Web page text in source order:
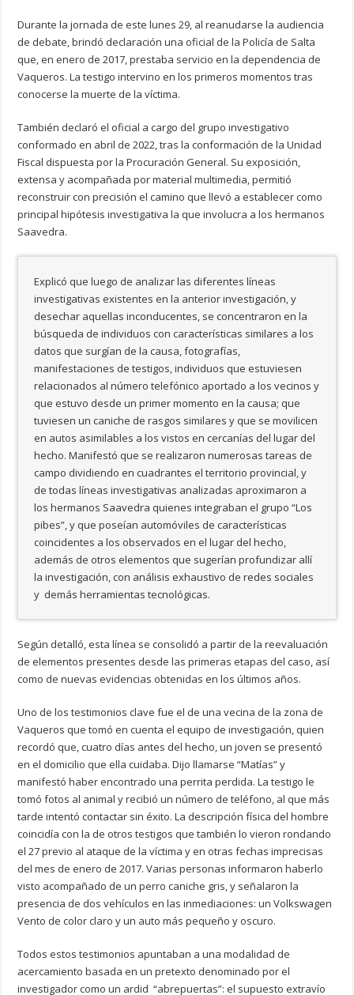
Durante la jornada de este lunes 29, al reanudarse la audiencia
de debate, brindó declaración una oficial de la Policía de Salta
que, en enero de 2017, prestaba servicio en la dependencia de
Vaqueros. La testigo intervino en los primeros momentos tras
conocerse la muerte de la víctima.
También declaró el oficial a cargo del grupo investigativo
conformado en abril de 2022, tras la conformación de la Unidad
Fiscal dispuesta por la Procuración General. Su exposición,
extensa y acompañada por material multimedia, permitió
reconstruir con precisión el camino que llevó a establecer como
principal hipótesis investigativa la que involucra a los hermanos
Saavedra.
Explicó que luego de analizar las diferentes líneas
investigativas existentes en la anterior investigación, y
desechar aquellas inconducentes, se concentraron en la
búsqueda de individuos con características similares a los
datos que surgían de la causa, fotografías,
manifestaciones de testigos, individuos que estuviesen
relacionados al número telefónico aportado a los vecinos y
que estuvo desde un primer momento en la causa; que
tuviesen un caniche de rasgos similares y que se movilicen
en autos asimilables a los vistos en cercanías del lugar del
hecho. Manifestó que se realizaron numerosas tareas de
campo dividiendo en cuadrantes el territorio provincial, y
de todas líneas investigativas analizadas aproximaron a
los hermanos Saavedra quienes integraban el grupo “Los
pibes”, y que poseían automóviles de características
coincidentes a los observados en el lugar del hecho,
además de otros elementos que sugerían profundizar allí
la investigación, con análisis exhaustivo de redes sociales
y demás herramientas tecnológicas.
Según detalló, esta línea se consolidó a partir de la reevaluación
de elementos presentes desde las primeras etapas del caso, así
como de nuevas evidencias obtenidas en los últimos años.
Uno de los testimonios clave fue el de una vecina de la zona de
Vaqueros que tomó en cuenta el equipo de investigación, quien
recordó que, cuatro días antes del hecho, un joven se presentó
en el domicilio que ella cuidaba. Dijo llamarse “Matías” y
manifestó haber encontrado una perrita perdida. La testigo le
tomó fotos al animal y recibió un número de teléfono, al que más
tarde intentó contactar sin éxito. La descripción física del hombre
coincidía con la de otros testigos que también lo vieron rondando
el 27 previo al ataque de la víctima y en otras fechas imprecisas
del mes de enero de 2017. Varias personas informaron haberlo
visto acompañado de un perro caniche gris, y señalaron la
presencia de dos vehículos en las inmediaciones: un Volkswagen
Vento de color claro y un auto más pequeño y oscuro.
Todos estos testimonios apuntaban a una modalidad de
acercamiento basada en un pretexto denominado por el
investigador como un ardid “abrepuertas”: el supuesto extravío